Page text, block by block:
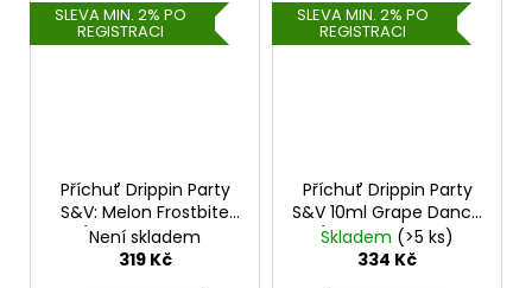
SLEVA MIN. 2% PO
REGISTRACI
Příchuť Drippin Party
S&V: Melon Frostbite
(Chladivý vodní
meloun s citronem)
Není skladem
319 Kč
SLEVA MIN. 2% PO
REGISTRACI
Příchuť Drippin Party
S&V 10ml Grape Dance
(Hroznové víno a
limetka)
Skladem (>5 ks)
334 Kč